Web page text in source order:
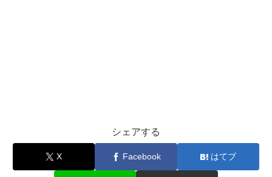
シェアする
X Facebook はてブ